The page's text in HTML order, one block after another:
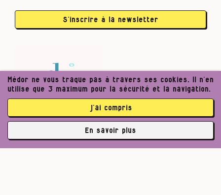
S’inscrire à la newsletter
Médor ne vous traque pas à travers ses cookies. Il n’en
utilise que 3 maximum pour la sécurité et la navigation.
j’ai compris
En savoir plus